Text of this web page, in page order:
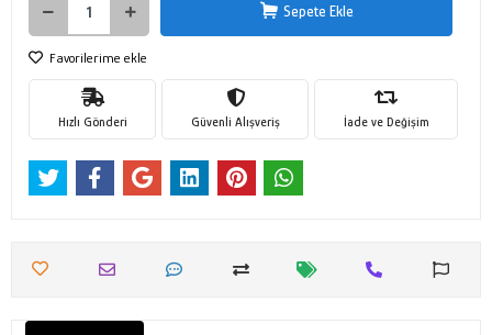
Sepete Ekle
Favorilerime ekle
Hızlı Gönderi Güvenli Alışveriş İade ve Değişim